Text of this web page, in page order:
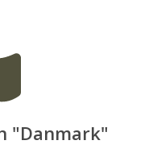
"Danmark"